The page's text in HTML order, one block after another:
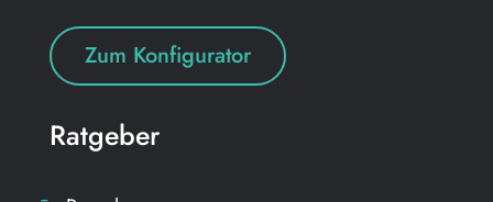
Zum Konfigurator
Ratgeber